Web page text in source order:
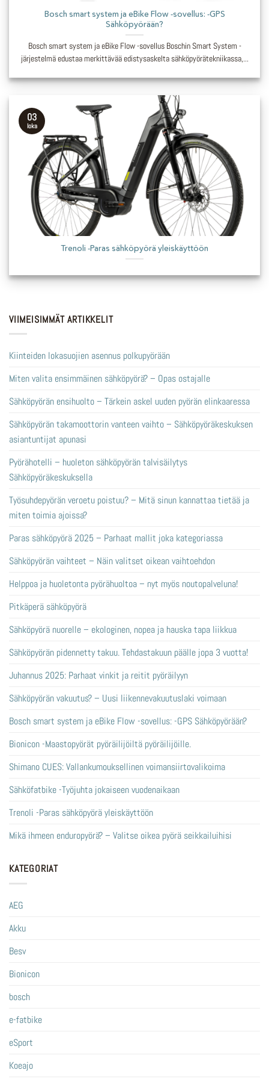
VIIMEISIMMÄT ARTIKKELIT
Kiinteiden lokasuojien asennus polkupyörään
Miten valita ensimmäinen sähköpyörä? – Opas ostajalle
Sähköpyörän ensihuolto – Tärkein askel uuden pyörän elinkaaressa
Sähköpyörän takamoottorin vanteen vaihto – Sähköpyöräkeskuksen
asiantuntijat apunasi
Pyörähotelli – huoleton sähköpyörän talvisäilytys
Sähköpyöräkeskuksella
Työsuhdepyörän veroetu poistuu? – Mitä sinun kannattaa tietää ja
miten toimia ajoissa?
Paras sähköpyörä 2025 – Parhaat mallit joka kategoriassa
Sähköpyörän vaihteet – Näin valitset oikean vaihtoehdon
Helppoa ja huoletonta pyörähuoltoa – nyt myös noutopalveluna!
Pitkäperä sähköpyörä
Sähköpyörä nuorelle – ekologinen, nopea ja hauska tapa liikkua
Sähköpyörän pidennetty takuu. Tehdastakuun päälle jopa 3 vuotta!
Juhannus 2025: Parhaat vinkit ja reitit pyöräilyyn
Sähköpyörän vakuutus? – Uusi liikennevakuutuslaki voimaan
Bosch smart system ja eBike Flow -sovellus: -GPS Sähköpyörään?
Bionicon -Maastopyörät pyöräilijöiltä pyöräilijöille.
Shimano CUES: Vallankumouksellinen voimansiirtovalikoima
Sähköfatbike -Työjuhta jokaiseen vuodenaikaan
Trenoli -Paras sähköpyörä yleiskäyttöön
Mikä ihmeen enduropyörä? – Valitse oikea pyörä seikkailuihisi
KATEGORIAT
AEG
Akku
Besv
Bionicon
bosch
e-fatbike
eSport
Koeajo
Bosch smart system ja eBike Flow -sovellus: -GPS
Sähköpyörään?
Bosch smart system ja eBike Flow -sovellus Boschin Smart System -
järjestelmä edustaa merkittävää edistysaskelta sähköpyörätekniikassa,...
Trenoli -Paras sähköpyörä yleiskäyttöön
03
loka